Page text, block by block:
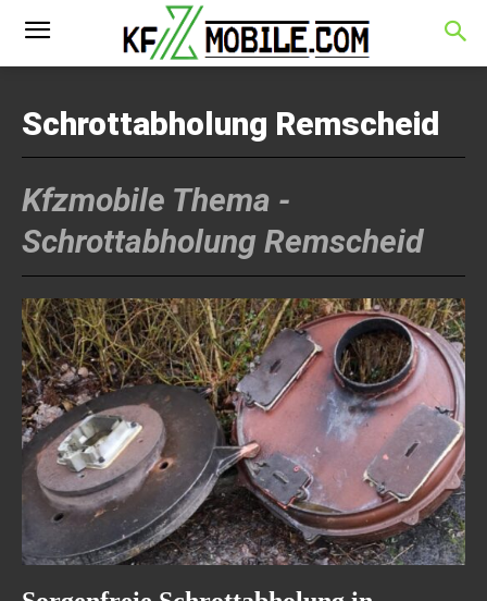
Schrottabholung Remscheid
Kfzmobile Thema -
Schrottabholung Remscheid